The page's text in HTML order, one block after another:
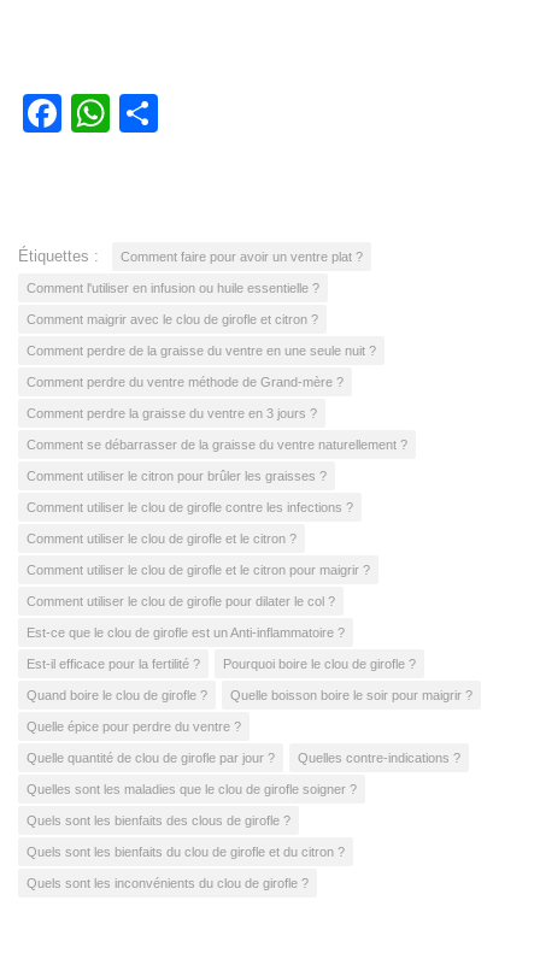
Facebook
WhatsApp
Étiquettes : Comment faire pour avoir un ventre plat ?
Comment l'utiliser en infusion ou huile essentielle ?
Comment maigrir avec le clou de girofle et citron ?
Comment perdre de la graisse du ventre en une seule nuit ?
Comment perdre du ventre méthode de Grand-mère ?
Comment perdre la graisse du ventre en 3 jours ?
Comment se débarrasser de la graisse du ventre naturellement ?
Comment utiliser le citron pour brûler les graisses ?
Comment utiliser le clou de girofle contre les infections ?
Comment utiliser le clou de girofle et le citron ?
Comment utiliser le clou de girofle et le citron pour maigrir ?
Comment utiliser le clou de girofle pour dilater le col ?
Est-ce que le clou de girofle est un Anti-inflammatoire ?
Est-il efficace pour la fertilité ? Pourquoi boire le clou de girofle ?
Quand boire le clou de girofle ? Quelle boisson boire le soir pour maigrir ?
Quelle épice pour perdre du ventre ?
Quelle quantité de clou de girofle par jour ? Quelles contre-indications ?
Quelles sont les maladies que le clou de girofle soigner ?
Quels sont les bienfaits des clous de girofle ?
Quels sont les bienfaits du clou de girofle et du citron ?
Quels sont les inconvénients du clou de girofle ?